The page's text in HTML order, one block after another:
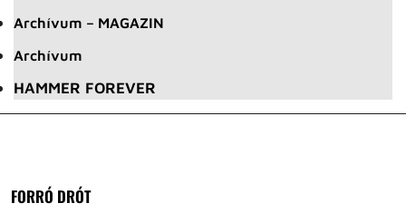
Archívum – MAGAZIN
Archívum
HAMMER FOREVER
FORRÓ DRÓT